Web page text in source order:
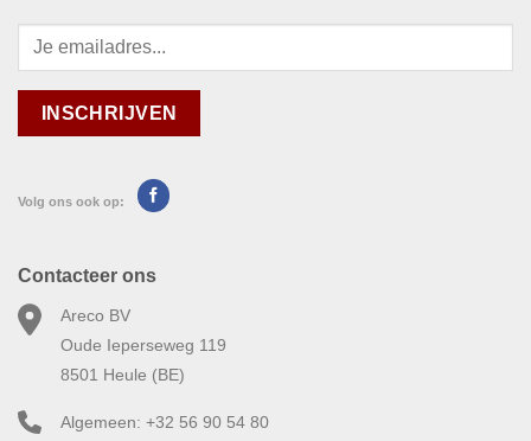
Volg ons ook op:
Contacteer ons
Areco BV
Oude Ieperseweg 119
8501 Heule (BE)
Algemeen: +32 56 90 54 80